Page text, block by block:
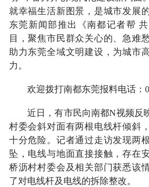
就幸福生活新图景，是城市发展
东莞新闻部推出《南都记者帮
目，聚焦市民群众关心的、急难
助力东莞全域文明建设，为城市
力。
欢迎拨打南都东莞报料电话：
近日，有市民向南都N视频反
村委会斜对面有两根电线杆倾斜
十分危险。记者通过走访发现两
坠，电线与地面直接接触，存在
桥沥村村委会及相关部门获悉该
了对电线杆及电线的拆除整改。